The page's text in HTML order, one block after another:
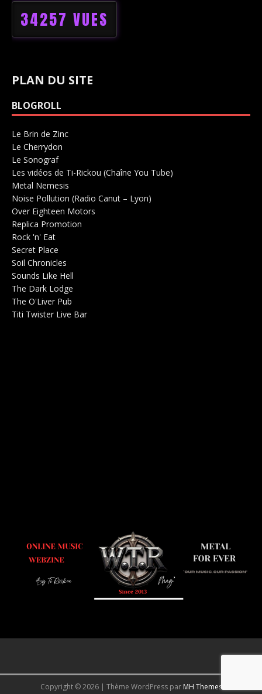
34257 VUES
PLAN DU SITE
BLOGROLL
Le Brin de Zinc
Le Cherrydon
Le SonografSalle de concerts 0
Les vidéos de Ti-Rickou (Chaîne You Tube)
Metal Nemesis
Noise Pollution (Radio Canut – Lyon)
Over Eighteen Motors
Replica Promotion
Rock 'n' Eat
Secret Place
Soil Chronicles
Sounds Like Hell
The Dark Lodge
The O'Liver Pub
Titi Twister Live Bar
Copyright © 2026 | Thème WordPress par MH Themes